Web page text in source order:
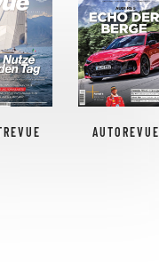
AUTOREVUE